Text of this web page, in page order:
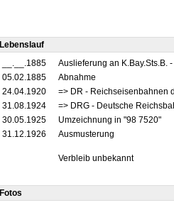
Lebenslauf
__.__.1885
Auslieferung an K.Bay.Sts.B.
05.02.1885
Abnahme
24.04.1920
=> DR - Reichseisenbahnen
31.08.1924
=> DRG - Deutsche
30.05.1925
Umzeichnung in "98 7520"
31.12.1926
Ausmusterung
Verbleib unbekannt
Fotos